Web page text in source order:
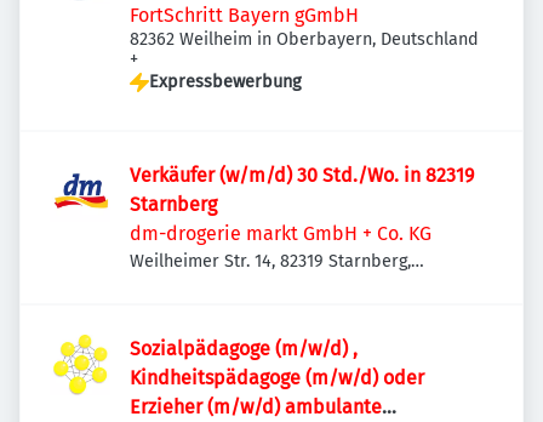
FortSchritt Bayern gGmbH
82362 Weilheim in Oberbayern, Deutschland
+
Expressbewerbung
Verkäufer (w/m/d) 30 Std./Wo. in 82319
Starnberg
dm-drogerie markt GmbH + Co. KG
Weilheimer Str. 14, 82319 Starnberg,
Sozialpädagoge (m/w/d) ,
Kindheitspädagoge (m/w/d) oder
Erzieher (m/w/d) ambulante